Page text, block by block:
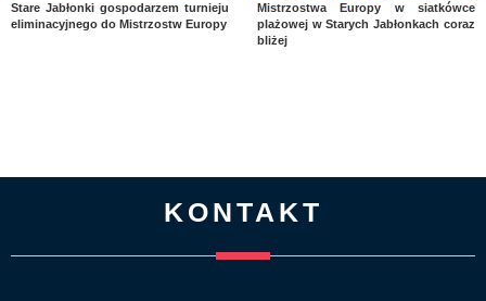
Stare Jabłonki gospodarzem turnieju
eliminacyjnego do Mistrzostw Europy
Mistrzostwa Europy w siatkówce
plażowej w Starych Jabłonkach coraz
bliżej
KONTAKT